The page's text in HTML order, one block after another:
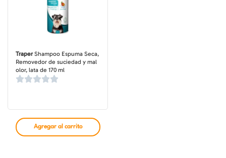
TraperShampoo Espuma Seca,
Removedor de suciedad y mal
olor, lata de 170 ml
Agregar al carrito